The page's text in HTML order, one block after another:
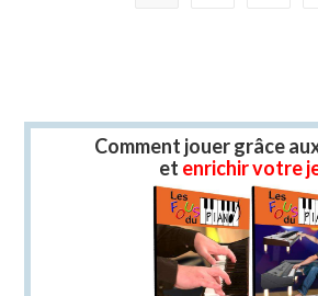
Comment jouer grâce
et enrichir votre